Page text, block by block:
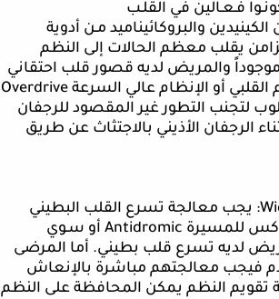
فـعـالين في القلـب
الكينيدين والبروكائيناميد مـن أدوية
يقلب معظم الحالات إلى النظم
والمريض لديه قصور قلب احتقاني
أو الإنظام عالي السرعة Overdrive
لتجنب التطور غير المقصود للرجفان
الرجفان الأذيني بالاجتثاث عن طريق
: يجب معالجة تسرع القلب البطيني
للمسيرة Antidromic أو سـوي
لديه تسرع قلب بطيني. أما المرضى
فيجب معالجتهم مباشرة بالإنعاش
تقويم النظم يمكن المحافظة على النظم